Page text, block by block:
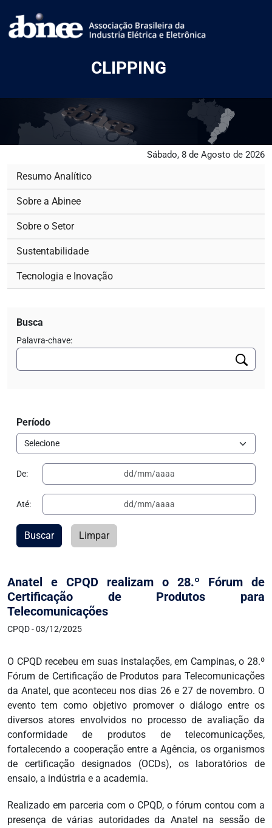
CLIPPING
Sábado, 8 de Agosto de 2026
Anatel e CPQD realizam o 28.º Fórum de
Certificação de Produtos para
Telecomunicações
CPQD - 03/12/2025
O CPQD recebeu em suas instalações, em Campinas, o 28.º
Fórum de Certificação de Produtos para Telecomunicações
da Anatel, que aconteceu nos dias 26 e 27 de novembro. O
evento tem como objetivo promover o diálogo entre os
diversos atores envolvidos no processo de avaliação da
conformidade de produtos de telecomunicações,
fortalecendo a cooperação entre a Agência, os organismos
de certificação designados (OCDs), os laboratórios de
ensaio, a indústria e a academia.
Realizado em parceria com o CPQD, o fórum contou com a
presença de várias autoridades da Anatel na sessão de
Resumo Analítico
Sobre a Abinee
Sobre o Setor
Sustentabilidade
Tecnologia e Inovação
Busca
Palavra-chave:
Período
De:
Até:
Buscar Limpar